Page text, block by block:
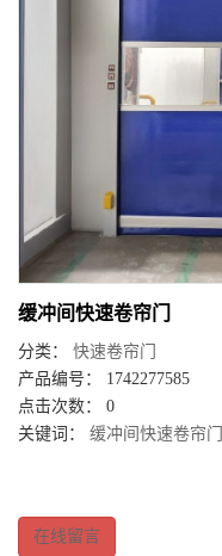
缓冲间快速卷帘门
分类： 快速卷帘门
产品编号： 1742277585
点击次数： 0
关键词： 缓冲间快速卷帘门
在线留言